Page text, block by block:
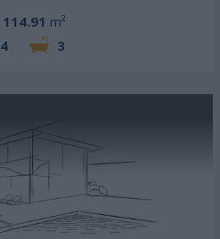
114.91 m²
4
3